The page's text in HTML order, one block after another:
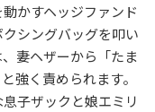
かすヘッジファンド
シングバッグを叩い
妻ヘザーから「たま
強く責められます。
子ザックと娘エミリ